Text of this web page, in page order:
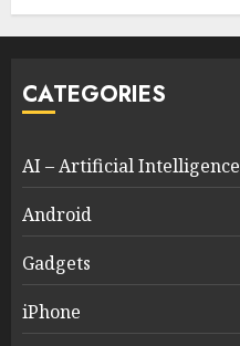
CATEGORIES
AI – Artificial Intelligence
Android
Gadgets
iPhone